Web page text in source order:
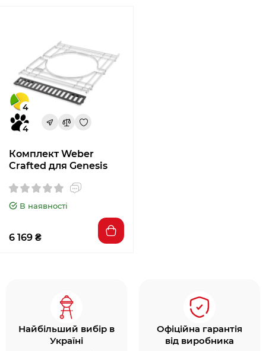
4
4
Комплект Weber
Crafted для Genesis
В наявності
6 169 ₴
Найбільший вибір в
Україні
Офіційна гарантія
від виробника